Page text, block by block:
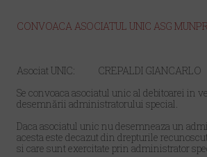
CONVOACA ASOCIATUL UNIC ASG
Asociat UNIC: CREPALDI GIANCARLO
Se convoaca asociatul unic al debitoarei in
desemnării administratorului special.
Daca asociatul unic nu desemneaza un
acesta este decazut din drepturile
si care sunt exercitate prin administrator